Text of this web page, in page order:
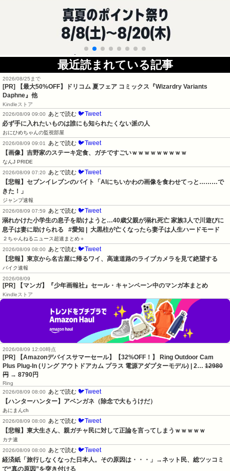
最近読まれている記事
2026/08/25まで
[PR]
【最大50%OFF】ドリコム 夏フェア コミックス『Wizardry Variants
Daphne』他
Kindleストア
2026/08/09 09:00
あとで読む 🐦Tweet
必ず手に入れたいものは誰にも知られたくない派の人
おにひめちゃんの監視部屋
2026/08/09 09:01
あとで読む 🐦Tweet
【画像】吉野家のステーキ定食、ガチですごいｗｗｗｗｗｗｗｗｗ
なんJ PRIDE
2026/08/09 07:20
あとで読む 🐦Tweet
【悲報】セブンイレブンのバイト「AIにちいかわの画像を食わせてっと………で
きた！」
ジャンプ速報
2026/08/09 07:59
あとで読む 🐦Tweet
溺れかけた小学生の息子を助けようと…40歳父親が溺れ死亡 家族3人で川遊びに
息子は妻に助けられる   #愛知 |  大黒柱が亡くなったら妻子は人生ハードモード
２ちゃんねるニュース超速まとめ＋
2026/08/09 08:00
あとで読む 🐦Tweet
【悲報】東京から名古屋に帰るワイ、高速道路のライブカメラを見て絶望する
バイク速報
2026/08/09
[PR] 【マンガ】『少年画報社』セール・キャンペーン中のマンガ本まとめ
Kindleストア
2026/08/09 12:00時点
[PR] 【Amazonデバイスサマーセール】【32%OFF！】 Ring Outdoor Cam
Plus Plug-In (リング アウトドアカム プラス 電源アダプターモデル) | 2… 12980
円 → 8790円
Ring
2026/08/09 08:00
あとで読む 🐦Tweet
【ハンターハンター】アベンガネ（除念で大もうけだ）
あにまんch
2026/08/09 08:00
あとで読む 🐦Tweet
【悲報】東大生さん、親ガチャ民に対して正論を言ってしまうｗｗｗｗｗ
カナ速
2026/08/09 08:00
あとで読む 🐦Tweet
経済紙「旅行しなくなった日本人。その原因は・・・」→ネット民、総ツッコミ
で“真の原因”を突き付ける